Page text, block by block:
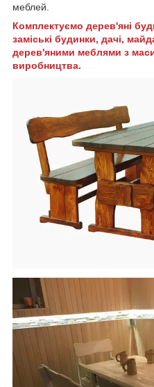
меблей.
Комплектуємо дерев'яні
заміські будинки, дачі,
дерев'яними меблями з
виробництва.